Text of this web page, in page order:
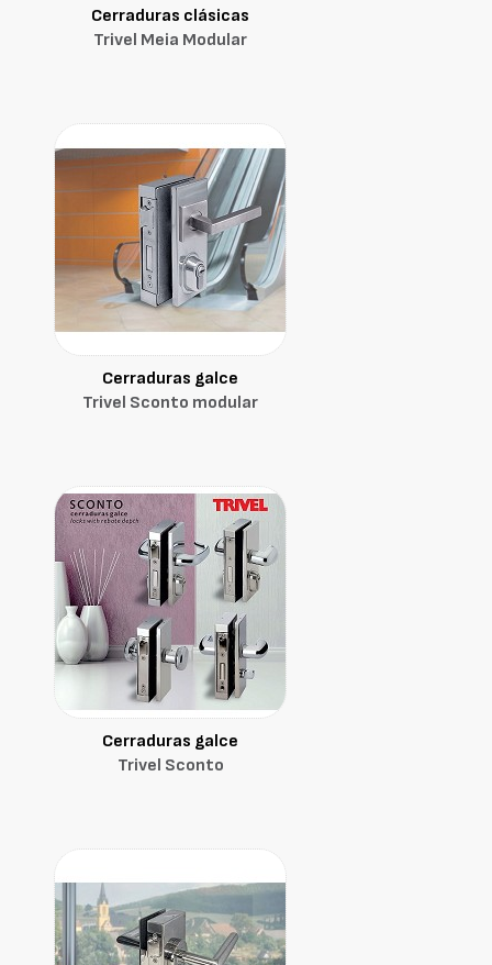
Cerraduras clásicas
Trivel Meia Modular
Cerraduras galce
Trivel Sconto modular
Cerraduras galce
Trivel Sconto